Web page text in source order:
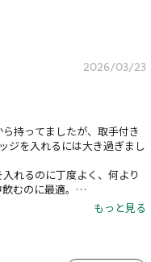
2026/03/23
持ってましたが、取手付き
ジを入れるには大き過ぎまし
れるのに丁度よく、何より
むのに最適。
、密閉度が低いのでバッグ
がいいと思います。
もっと見る